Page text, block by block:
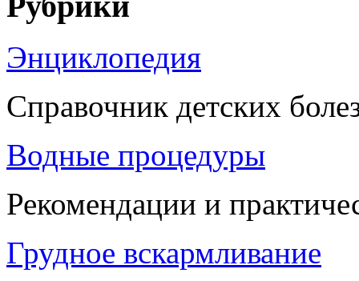
Энциклопедия
Справочник детских
Водные процедуры
Рекомендации и
Грудное вскармливание